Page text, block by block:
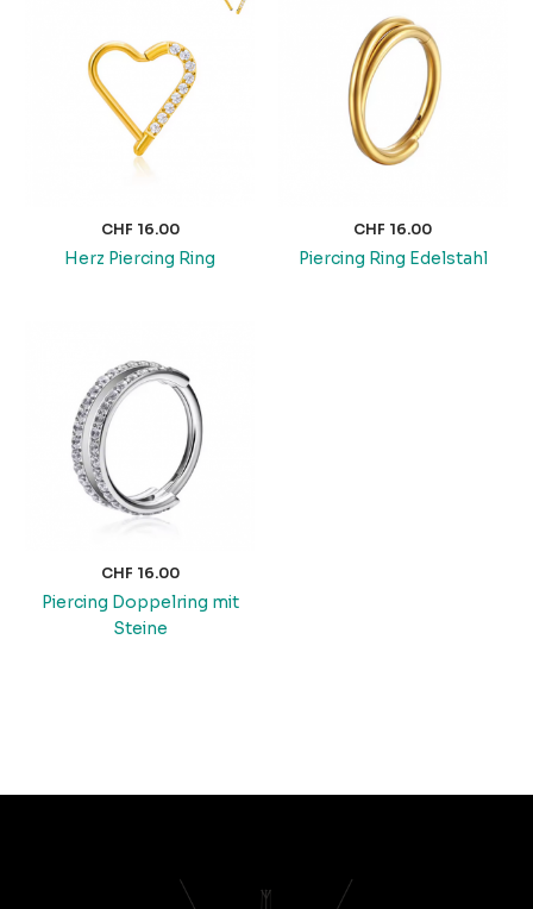
CHF 16.00
Herz Piercing Ring
CHF 16.00
Piercing Ring Edelstahl
CHF 16.00
Piercing Doppelring mit
Steine